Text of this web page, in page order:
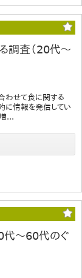
調査（20代～
わせて食に関する
に情報を発信してい
...
代～60代のぐ